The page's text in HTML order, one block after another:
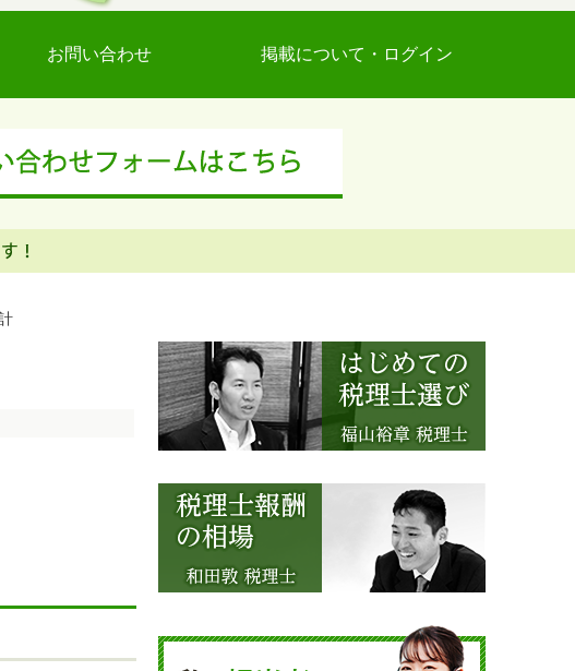
お問い合わせ 掲載について・ログイン